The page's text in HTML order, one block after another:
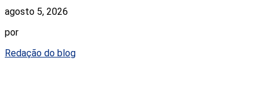
agosto 5, 2026
por
Redação do blog